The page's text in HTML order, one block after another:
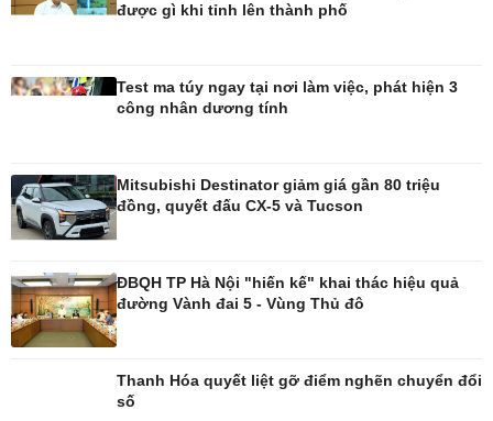
Đời sống
Tình yêu - Gia đình
Blog
Văn học
Âm nhạc
được gì khi tỉnh lên thành phố
Test ma túy ngay tại nơi làm việc, phát hiện 3
công nhân dương tính
Mitsubishi Destinator giảm giá gần 80 triệu
đồng, quyết đấu CX-5 và Tucson
ĐBQH TP Hà Nội "hiến kế" khai thác hiệu quả
đường Vành đai 5 - Vùng Thủ đô
Thanh Hóa quyết liệt gỡ điểm nghẽn chuyển đổi
số